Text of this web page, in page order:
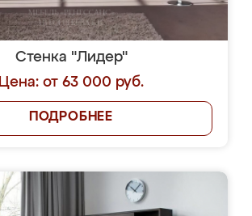
Стенка "Лидер"
Цена: от 63 000 руб.
ПОДРОБНЕЕ